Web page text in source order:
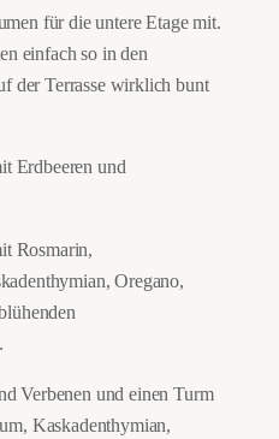
für die untere Etage mit.
einfach so in den
der Terrasse wirklich bunt
Verbenen und einen Turm
Kaskadenthymian,